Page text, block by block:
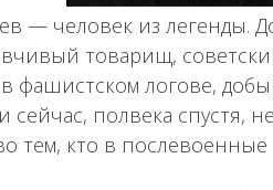
человек из легенды.
товарищ,
фашистском логове,
полвека спустя,
тем, кто в